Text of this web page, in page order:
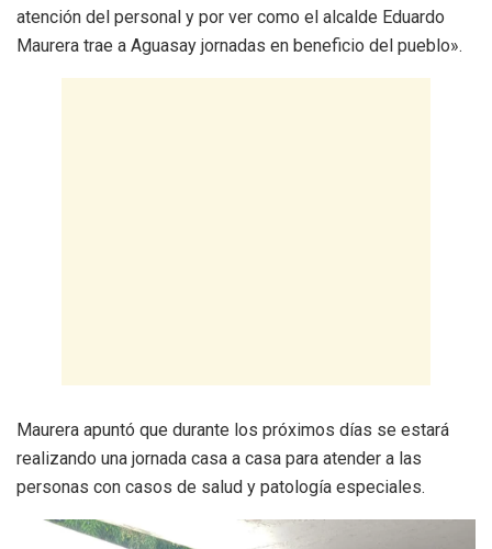
atención del personal y por ver como el alcalde Eduardo
Maurera trae a Aguasay jornadas en beneficio del pueblo».
Maurera apuntó que durante los próximos días se estará
realizando una jornada casa a casa para atender a las
personas con casos de salud y patología especiales.